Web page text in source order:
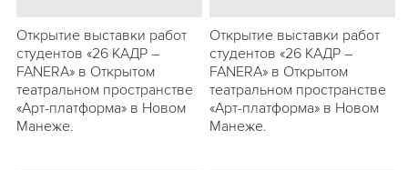
Открытие выставки работ
студентов «26 КАДР –
FANERA» в Открытом
театральном пространстве
«Арт-платформа» в Новом
Манеже.
Открытие выставки работ
студентов «26 КАДР –
FANERA» в Открытом
театральном пространстве
«Арт-платформа» в Новом
Манеже.